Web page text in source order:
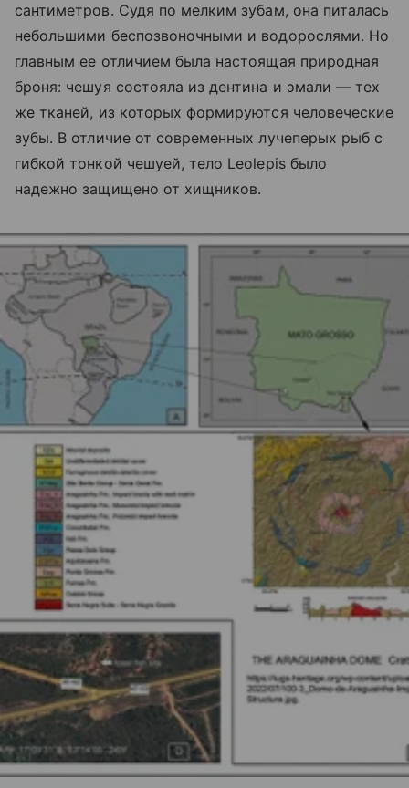
сантиметров. Судя по мелким зубам, она питалась
небольшими беспозвоночными и водорослями. Но
главным ее отличием была настоящая природная
броня: чешуя состояла из дентина и эмали — тех
же тканей, из которых формируются человеческие
зубы. В отличие от современных лучеперых рыб с
гибкой тонкой чешуей, тело Leolepis было
надежно защищено от хищников.